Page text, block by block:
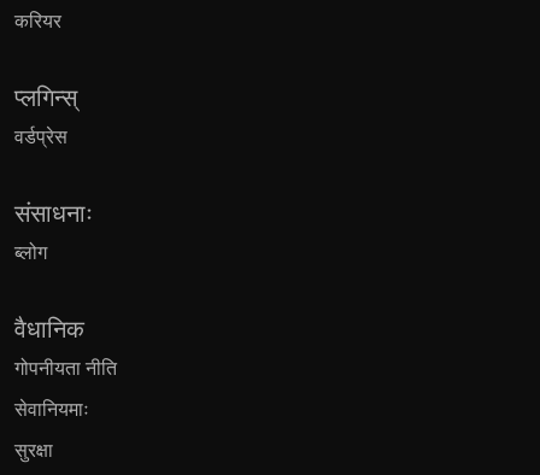
करियर
प्लगिन्स्
वर्डप्रेस
संसाधनाः
ब्लोग
वैधानिक
गोपनीयता नीति
सेवानियमाः
सुरक्षा